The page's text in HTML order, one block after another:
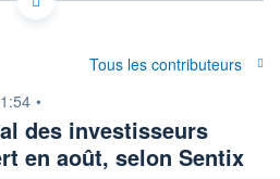
951,1442
+ PORTEFEUILLE + LISTE
Tous les contributeurs
•
des investisseurs
en août, selon Sentix